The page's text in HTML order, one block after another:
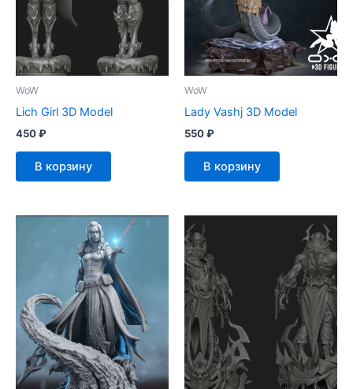
WoW
Lich Girl 3D Model
450₽
В корзину
WoW
Lady Vashj 3D Model
550₽
В корзину